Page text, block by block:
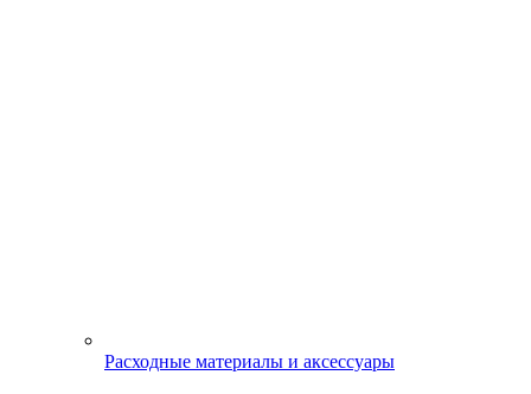
Расходные материалы и аксессуары